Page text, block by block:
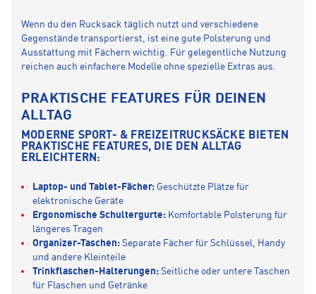
Wenn du den Rucksack täglich nutzt und verschiedene
Gegenstände transportierst, ist eine gute Polsterung und
Ausstattung mit Fächern wichtig. Für gelegentliche Nutzung
reichen auch einfachere Modelle ohne spezielle Extras aus.
PRAKTISCHE FEATURES FÜR DEINEN
ALLTAG
MODERNE SPORT- & FREIZEITRUCKSÄCKE BIETEN
PRAKTISCHE FEATURES, DIE DEN ALLTAG
ERLEICHTERN:
Laptop- und Tablet-Fächer: Geschützte Plätze für
elektronische Geräte
Ergonomische Schultergurte: Komfortable Polsterung für
längeres Tragen
Organizer-Taschen: Separate Fächer für Schlüssel, Handy
und andere Kleinteile
Trinkflaschen-Halterungen: Seitliche oder untere Taschen
für Flaschen und Getränke